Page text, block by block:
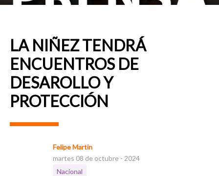
LA NIÑEZ TENDRÁ
ENCUENTROS DE
DESAROLLO Y
PROTECCIÓN
Felipe Martin
martes 08 de octubre - 2024
Nacional